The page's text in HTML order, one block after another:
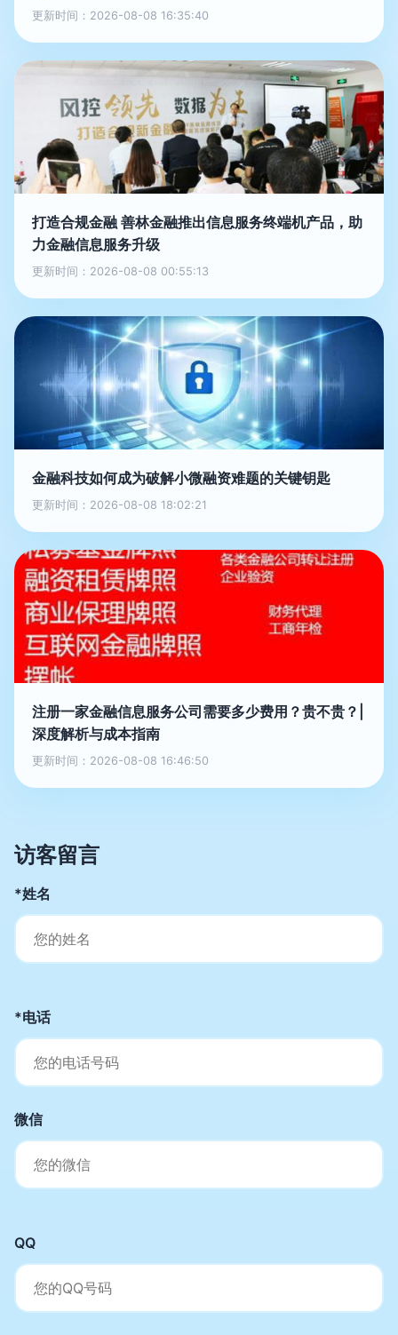
更新时间：2026-08-08 16:35:40
打造合规金融 善林金融推出信息服务终端机产品，助
力金融信息服务升级
更新时间：2026-08-08 00:55:13
金融科技如何成为破解小微融资难题的关键钥匙
更新时间：2026-08-08 18:02:21
注册一家金融信息服务公司需要多少费用？贵不贵？|
深度解析与成本指南
更新时间：2026-08-08 16:46:50
访客留言
*姓名
*电话
微信
QQ